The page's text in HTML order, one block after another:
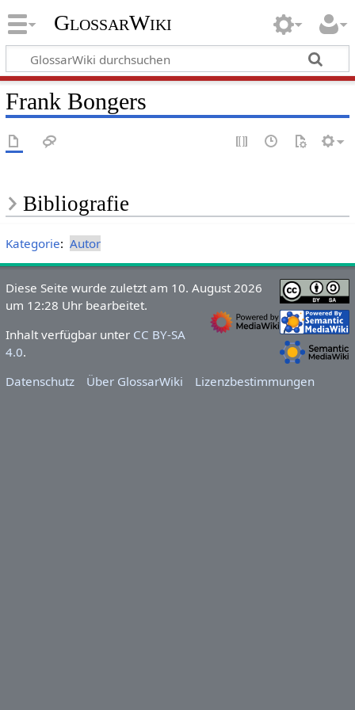
GlossarWiki
Frank Bongers
Bibliografie
Kategorie: Autor
Diese Seite wurde zuletzt am 10. August 2026
um 12:28 Uhr bearbeitet.
Inhalt verfügbar unter CC BY-SA
4.0.
Datenschutz
Über GlossarWiki Lizenzbestimmungen